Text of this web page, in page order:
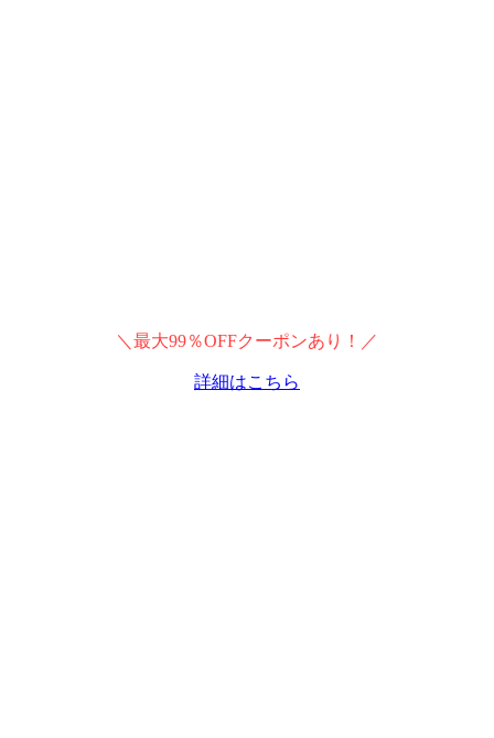
＼最大99％OFFクーポンあり！／
詳細はこちら